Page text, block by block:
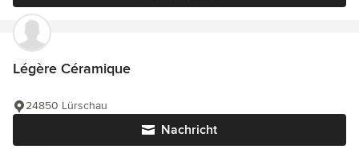
Légère Céramique
Nachricht
24850 Lürschau